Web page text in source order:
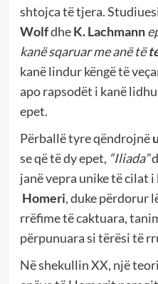
shtojca të tjera.
Wolfdhe K. Lachmann
kanë sqaruar me anë të
kanë lindur këngë të
apo rapsodët i kanë
epet.
Përballë tyre qëndrojnë
se që të dy epet, “Iliada”
janë vepra unike të cilat
Homeri, duke përdorur
rrëfime të caktuara,
përpunuara si tërësi të
Në shekullin XX, një